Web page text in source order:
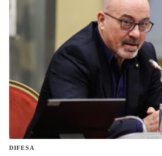
rinnovamento politico dell’Europa
DIFESA